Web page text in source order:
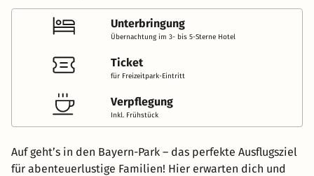
Unterbringung
Übernachtung im 3- bis 5-Sterne Hotel
Ticket
für Freizeitpark-Eintritt
Verpflegung
Inkl. Frühstück
Auf geht’s in den Bayern-Park – das perfekte Ausflugsziel
für abenteuerlustige Familien! Hier erwarten dich und